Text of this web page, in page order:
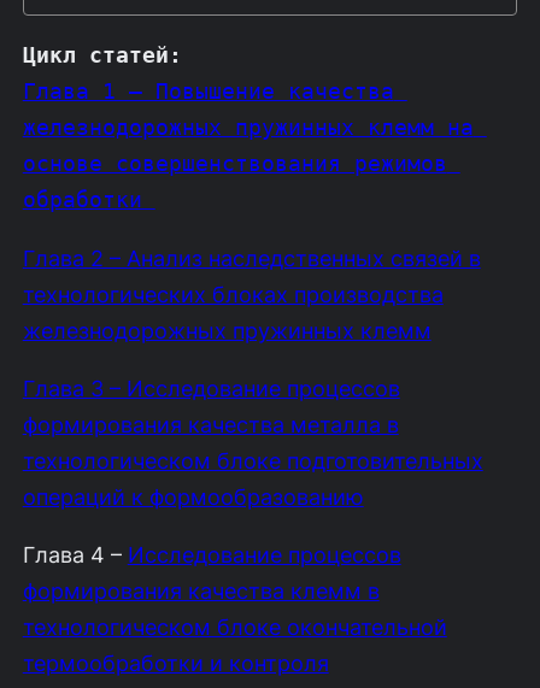
Цикл статей :
Глава 1 – Повышение качества
железнодорожных пружинных клемм на
основе совершенствования режимов
обработки
Глава 2 – Анализ наследственных связей в
технологических блоках производства
железнодорожных пружинных клемм
Глава 3 – Исследование процессов
формирования качества металла в
технологическом блоке подготовительных
операций к формообразованию
Глава 4 – Исследование процессов
формирования качества клемм в
технологическом блоке окончательной
термообработки и контроля